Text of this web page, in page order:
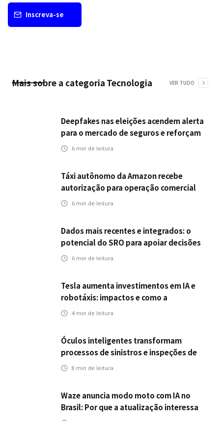
Inscreva-se
Mais sobre a categoria Tecnologia VER TUDO
Deepfakes nas eleições acendem alerta
para o mercado de seguros e reforçam
desafios da inteligência artificial
6 min de leitura
Táxi autônomo da Amazon recebe
autorização para operação comercial
nos EUA: como a circulação desses
6 min de leitura
Dados mais recentes e integrados: o
potencial do SRO para apoiar decisões
nas seguradoras
6 min de leitura
Tesla aumenta investimentos em IA e
robotáxis: impactos e como a
mobilidade autônoma transforma o
4 min de leitura
Óculos inteligentes transformam
processos de sinistros e inspeções de
seguros
8 min de leitura
Waze anuncia modo moto com IA no
Brasil: Por que a atualização interessa
ao mercado segurador?